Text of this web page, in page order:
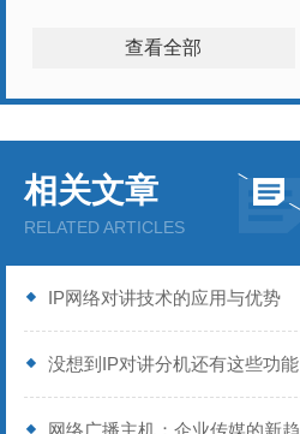
查看全部
相关文章
RELATED ARTICLES
IP网络对讲技术的应用与优势
没想到IP对讲分机还有这些功能
网络广播主机：企业传媒的新趋